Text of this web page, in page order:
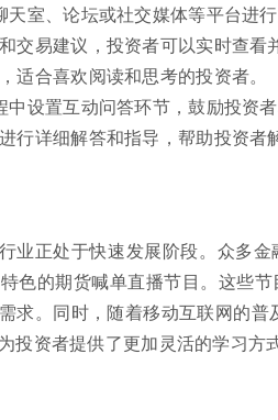
天室、论坛或社交媒体等平台进
交易建议，投资者可以实时查
适合喜欢阅读和思考的投资者。
中设置互动问答环节，鼓励投资
行详细解答和指导，帮助投资者
业正处于快速发展阶段。众多
色的期货喊单直播节目。这些
求。同时，随着移动互联网的
投资者提供了更加灵活的学习方式